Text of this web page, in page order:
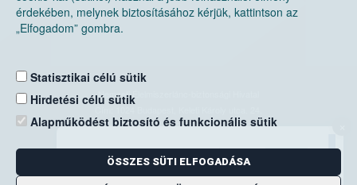
érdekében, melynek biztosításához kérjük, kattintson az
„Elfogadom” gombra.
Statisztikai célú sütik
Hirdetési célú sütik
Alapműködést biztosító és funkcionális sütik
ÖSSZES SÜTI ELFOGADÁSA
Nemzeti Élelmiszerlánc-biztonsági Hivatal
Levelezési cím: 1525 Budapest. Pf. 30.
E-mail:ugyfelszolgalat@nebih.gov.hu